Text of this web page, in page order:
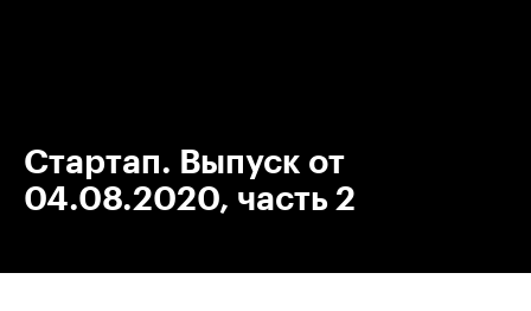
Стартап. Выпуск от
04.08.2020, часть 2